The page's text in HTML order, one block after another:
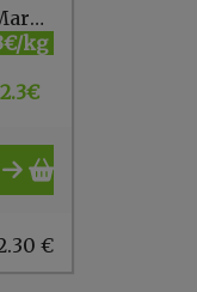
Réglisse hachée vrac Marma
kg
2.3€
€